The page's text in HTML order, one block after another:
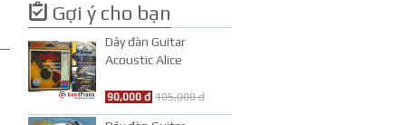
Gợi ý cho bạn
Dây đàn Guitar
Acoustic Alice
90,000 đ 105,000 đ